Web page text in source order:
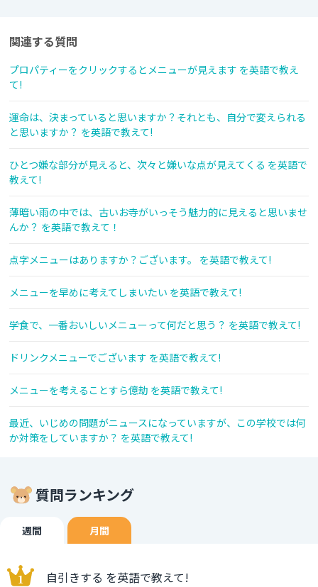
関連する質問
プロパティーをクリックするとメニューが見えます を英語で教え
て!
運命は、決まっていると思いますか？それとも、自分で変えられる
と思いますか？ を英語で教えて!
ひとつ嫌な部分が見えると、次々と嫌いな点が見えてくる を英語で
教えて!
薄暗い雨の中では、古いお寺がいっそう魅力的に見えると思いませ
んか？ を英語で教えて！
点字メニューはありますか？ございます。 を英語で教えて!
メニューを早めに考えてしまいたい を英語で教えて!
学食で、一番おいしいメニューって何だと思う？ を英語で教えて!
ドリンクメニューでございます を英語で教えて!
メニューを考えることすら億劫 を英語で教えて!
最近、いじめの問題がニュースになっていますが、この学校では何
か対策をしていますか？ を英語で教えて!
質問ランキング
週間 月間
自引きする を英語で教えて!